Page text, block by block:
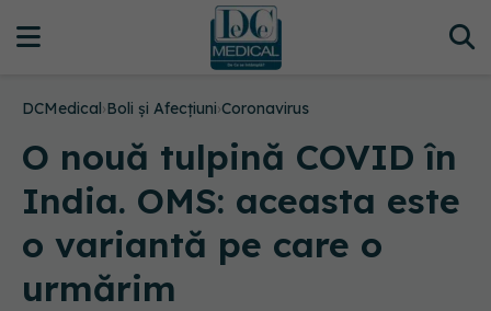
DCMedical›Boli și Afecțiuni›Coronavirus
O nouă tulpină COVID în
India. OMS: aceasta este
o variantă pe care o
urmărim